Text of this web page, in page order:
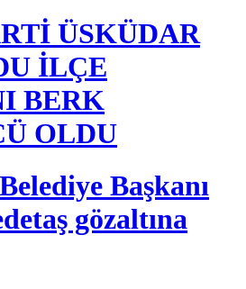
ÜSKÜDAR
İLÇE
BERK
OLDU
Başkanı
gözaltına